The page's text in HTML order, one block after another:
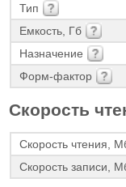
Тип
Емкость, Гб
Назначение
Форм-фактор
Скорость
Скорость чтения,
Скорость записи,